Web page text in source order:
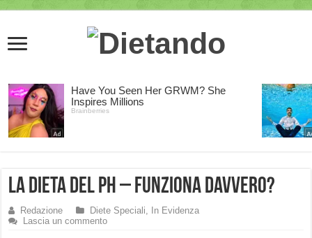
La dieta del pH – funziona davvero?
Redazione Diete Speciali,
In Evidenza
Lascia un commento